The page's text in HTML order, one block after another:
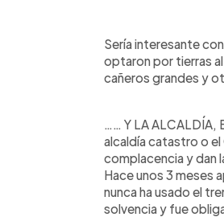
Sería interesante
optaron por tierras
cañeros grandes y
…… Y LA ALCALDÍA,
alcaldía catastro o el
complacencia y dan
Hace unos 3 meses
nunca ha usado el
solvencia y fue